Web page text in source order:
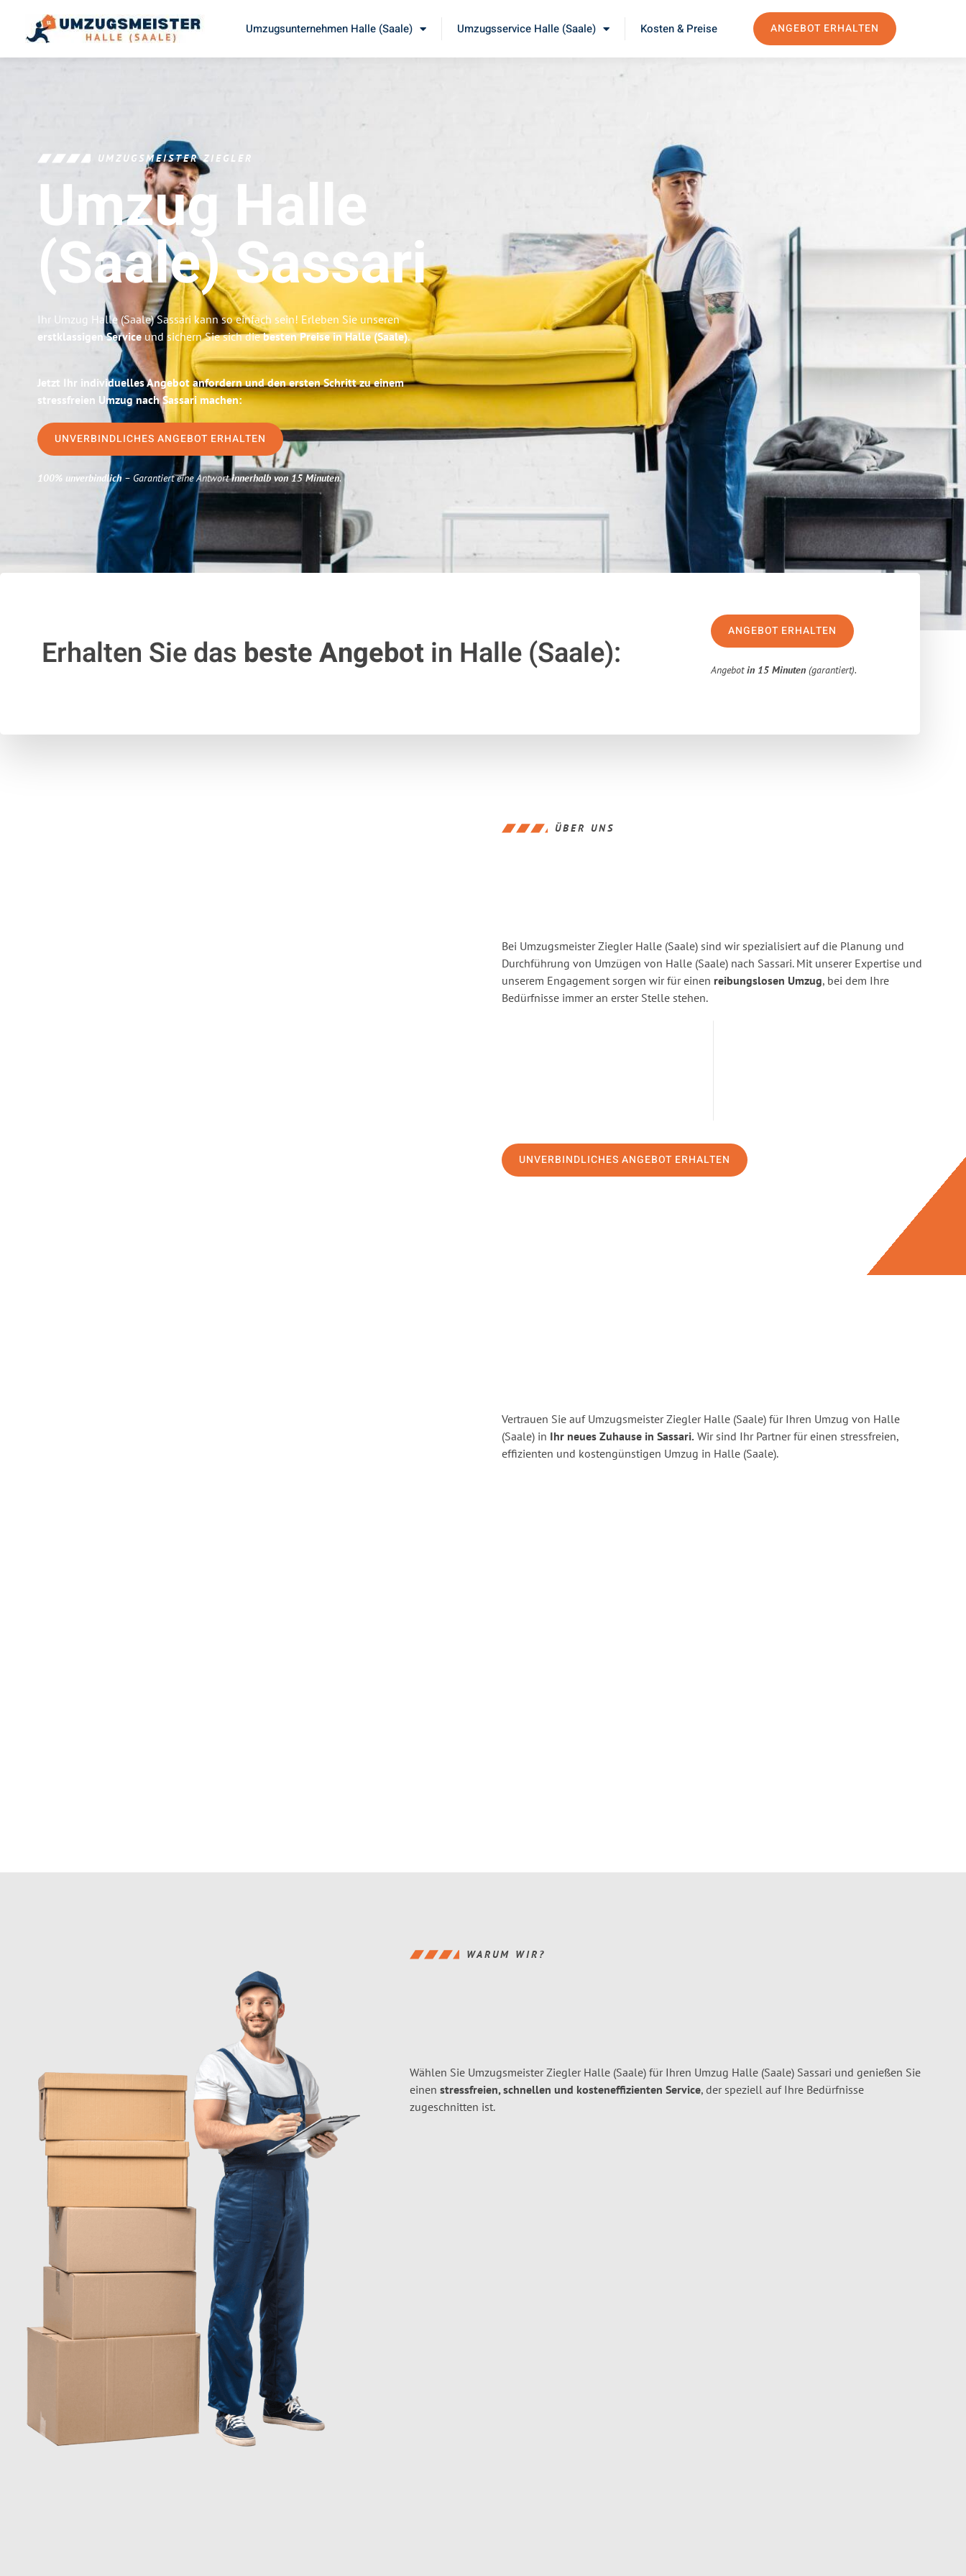
Umzugsunternehmen Halle (Saale) Umzugsservice Halle (Saale) Kosten & Preise ANGEBOT ERHALTEN
UMZUGSMEISTER ZIEGLER
Umzug Halle
(Saale)Sassari
Ihr Umzug Halle (Saale) Sassari kann so einfach sein! Erleben Sie unseren
erstklassigen Service und sichern Sie sich diebesten Preise in Halle (Saale).
Jetzt Ihr individuelles Angebot anfordern und den ersten Schritt zu einem
stressfreien Umzug nach Sassari machen:
UNVERBINDLICHES ANGEBOT ERHALTEN
100% unverbindlich– Garantiert eine Antwortinnerhalb von 15 Minuten.
Erhalten Sie das beste Angebotin Halle (Saale):
ANGEBOT ERHALTEN
Angebotin 15 Minuten (garantiert).
ÜBER UNS
Bei Umzugsmeister Ziegler Halle (Saale) sind wir spezialisiert auf die Planung und
Durchführung von Umzügen von Halle (Saale) nach Sassari. Mit unserer Expertise und
unserem Engagement sorgen wir für einen reibungslosen Umzug, bei dem Ihre
Bedürfnisse immer an erster Stelle stehen.
UNVERBINDLICHES ANGEBOT ERHALTEN
Vertrauen Sie auf Umzugsmeister Ziegler Halle (Saale) für Ihren Umzug von Halle
(Saale) in Ihr neues Zuhause in Sassari. Wir sind Ihr Partner für einen stressfreien,
effizienten und kostengünstigen Umzug in Halle (Saale).
WARUM WIR?
Wählen Sie Umzugsmeister Ziegler Halle (Saale) für Ihren Umzug Halle (Saale) Sassari und genießen Sie
einen stressfreien, schnellen und kosteneffizienten Service, der speziell auf Ihre Bedürfnisse
zugeschnitten ist.